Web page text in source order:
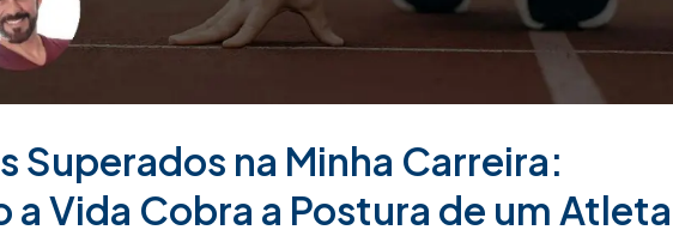
Superados na Minha Carreira:
a Vida Cobra a Postura de um Atleta